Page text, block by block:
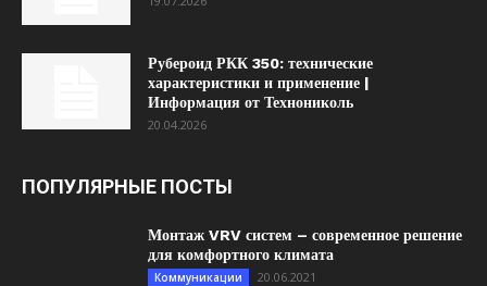
Рубероид РКК 350: технические
характеристики и применение |
Информация от Технониколь
20.04.2026
ПОПУЛЯРНЫЕ ПОСТЫ
Монтаж VRV систем – современное решение
для комфортного климата
Коммуникации 20.06.2021